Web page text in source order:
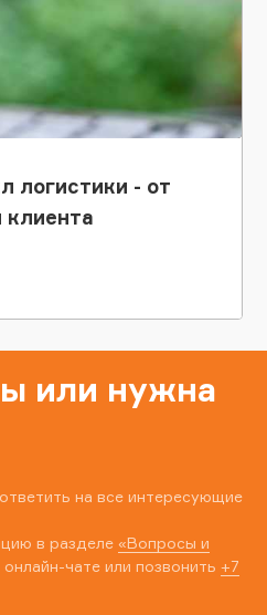
логистики - от
клиента
или нужна
на все интересующие
в разделе «Вопросы и
чате или позвонить +7